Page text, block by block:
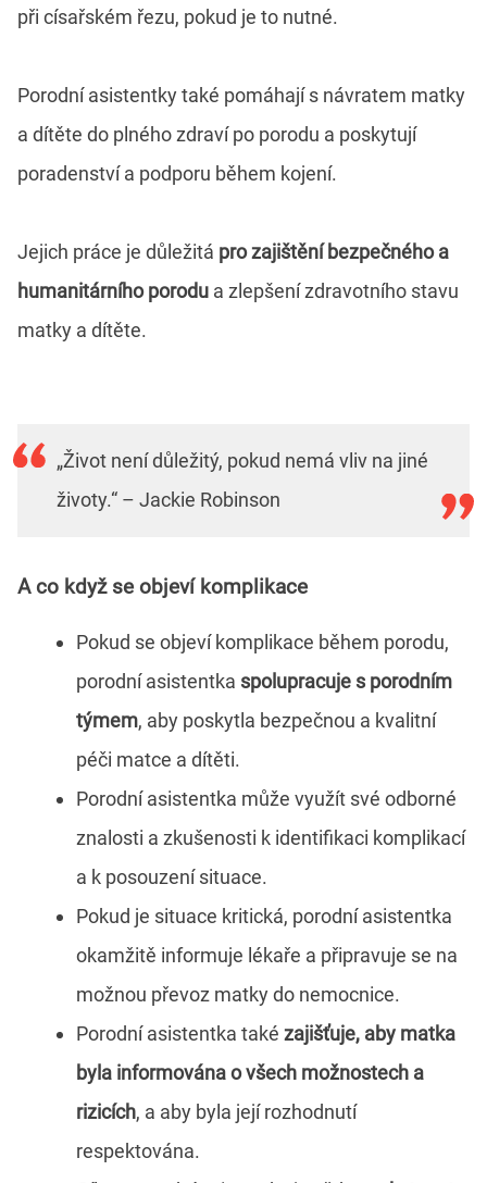
při císařském řezu, pokud je to nutné.
Porodní asistentky také pomáhají s návratem matky
a dítěte do plného zdraví po porodu a poskytují
poradenství a podporu během kojení.
Jejich práce je důležitá pro zajištění bezpečného a
humanitárního porodu a zlepšení zdravotního stavu
matky a dítěte.
„Život není důležitý, pokud nemá vliv na jiné
životy.“ – Jackie Robinson
A co když se objeví komplikace
Pokud se objeví komplikace během porodu,
porodní asistentka spolupracuje s porodním
týmem, aby poskytla bezpečnou a kvalitní
péči matce a dítěti.
Porodní asistentka může využít své odborné
znalosti a zkušenosti k identifikaci komplikací
a k posouzení situace.
Pokud je situace kritická, porodní asistentka
okamžitě informuje lékaře a připravuje se na
možnou převoz matky do nemocnice.
Porodní asistentka také zajišťuje, aby matka
byla informována o všech možnostech a
rizicích, a aby byla její rozhodnutí
respektována.